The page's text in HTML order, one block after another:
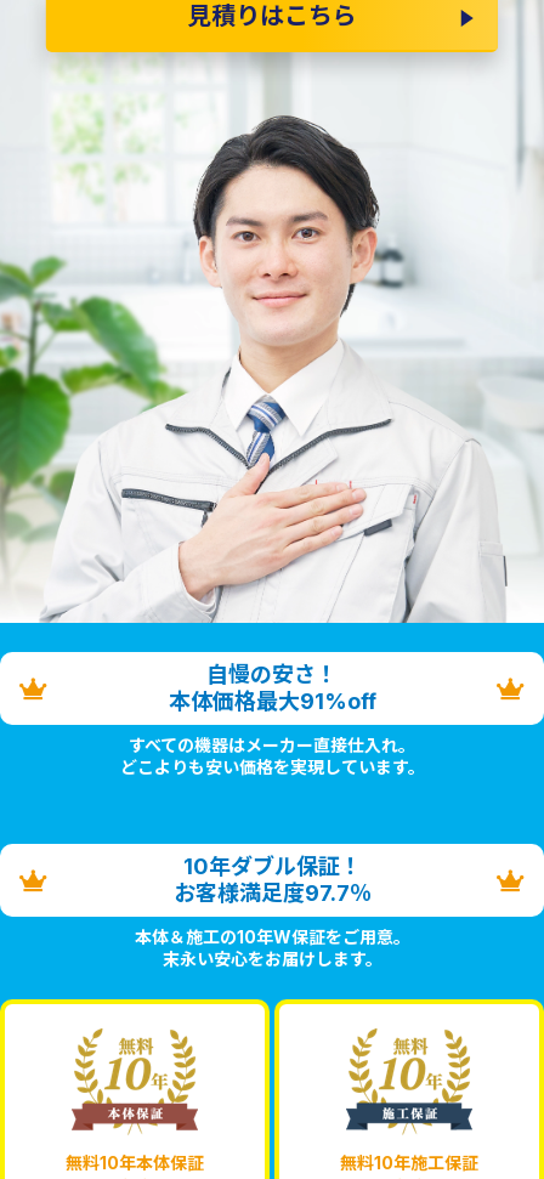
見積りはこちら
自慢の安さ！
本体価格最大91%off
すべての機器はメーカー直接仕入れ。
どこよりも安い価格を実現しています。
10年ダブル保証！
お客様満足度97.7％
本体＆施工の10年W保証をご用意。
末永い安心をお届けします。
無料10年本体保証 無料10年施工保証